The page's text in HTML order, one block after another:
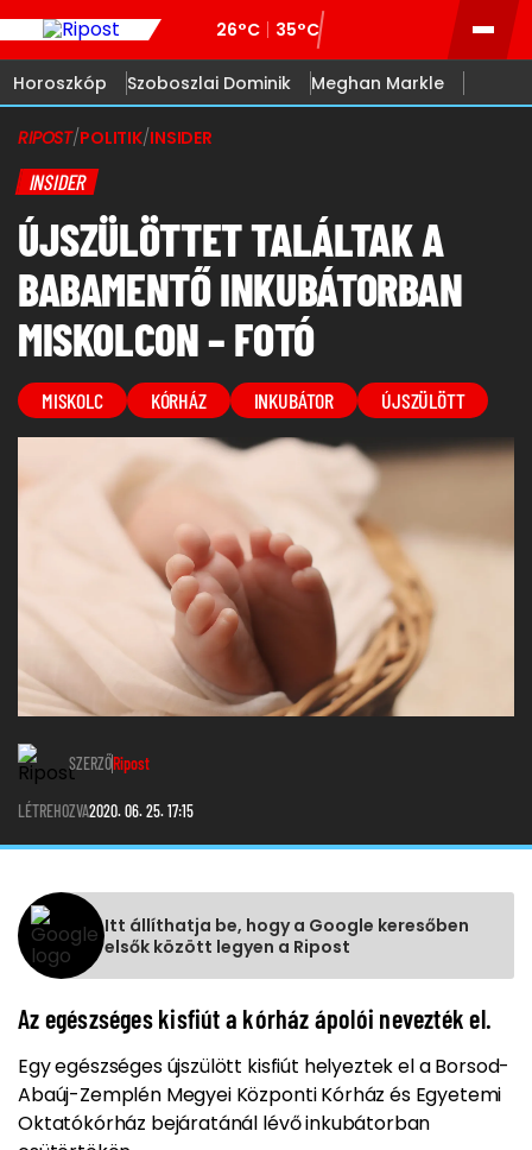
26°C 35°C
Horoszkóp Szoboszlai Dominik Meghan Markle
RIPOST/POLITIK/INSIDER
INSIDER
ÚJSZÜLÖTTET TALÁLTAK A
BABAMENTŐ INKUBÁTORBAN
MISKOLCON – FOTÓ
MISKOLC KÓRHÁZ INKUBÁTOR ÚJSZÜLÖTT
SZERZŐRipost
LÉTREHOZVA2020. 06. 25. 17:15
Itt állíthatja be, hogy a Google keresőben
elsők között legyen a Ripost
Az egészséges kisfiút a kórház ápolói nevezték el.
Egy egészséges újszülött kisfiút helyeztek el a Borsod-
Abaúj-Zemplén Megyei Központi Kórház és Egyetemi
Oktatókórház bejáratánál lévő inkubátorban